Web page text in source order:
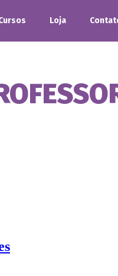
Loja